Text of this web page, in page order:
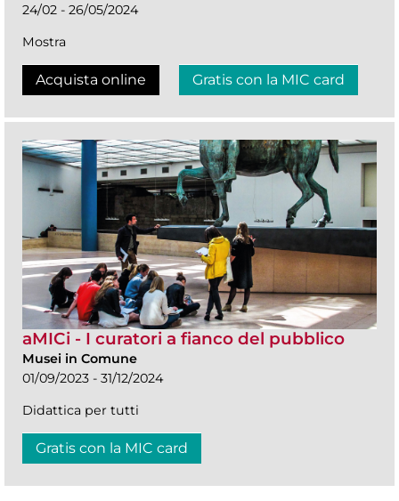
24/02 - 26/05/2024
Mostra
Acquista online Gratis con la MIC card
aMICi - I curatori a fianco del pubblico
Musei in Comune
01/09/2023 - 31/12/2024
Didattica per tutti
Gratis con la MIC card